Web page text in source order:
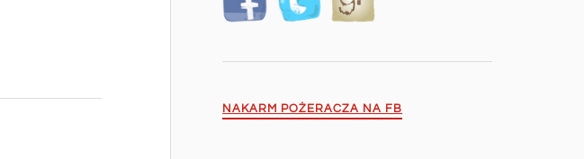
NAKARM POŻERACZA NA FB